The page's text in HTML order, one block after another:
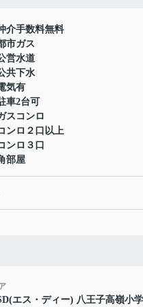
介手数料無料
市ガス
営水道
共下水
気有
車2台可
スコンロ
ンロ２口以上
ンロ３口
部屋
エス・ディー) 八王子高嶺小